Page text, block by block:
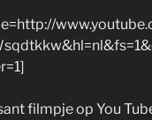
filmpje op You